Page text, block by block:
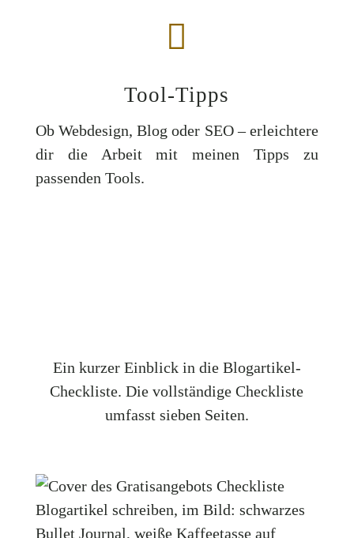

Tool-Tipps
Ob Webdesign, Blog oder SEO – erleichtere
dir die Arbeit mit meinen Tipps zu
passenden Tools.
Ein kurzer Einblick in die Blogartikel-
Checkliste. Die vollständige Checkliste
umfasst sieben Seiten.